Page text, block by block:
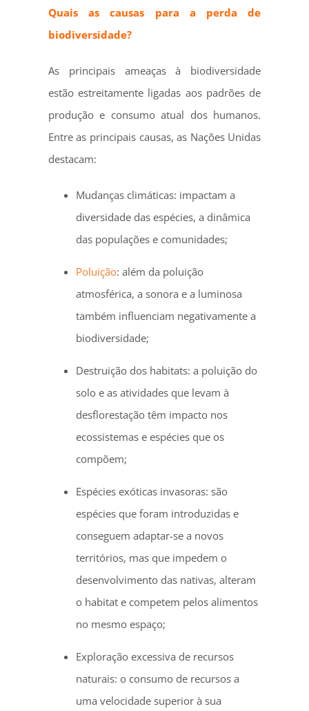
Quais as causas para a perda de
biodiversidade?
As principais ameaças à biodiversidade
estão estreitamente ligadas aos padrões de
produção e consumo atual dos humanos.
Entre as principais causas, as Nações Unidas
destacam:
Mudanças climáticas: impactam a
diversidade das espécies, a dinâmica
das populações e comunidades;
Poluição: além da poluição
atmosférica, a sonora e a luminosa
também influenciam negativamente a
biodiversidade;
Destruição dos habitats: a poluição do
solo e as atividades que levam à
desflorestação têm impacto nos
ecossistemas e espécies que os
compõem;
Espécies exóticas invasoras: são
espécies que foram introduzidas e
conseguem adaptar-se a novos
territórios, mas que impedem o
desenvolvimento das nativas, alteram
o habitat e competem pelos alimentos
no mesmo espaço;
Exploração excessiva de recursos
naturais: o consumo de recursos a
uma velocidade superior à sua